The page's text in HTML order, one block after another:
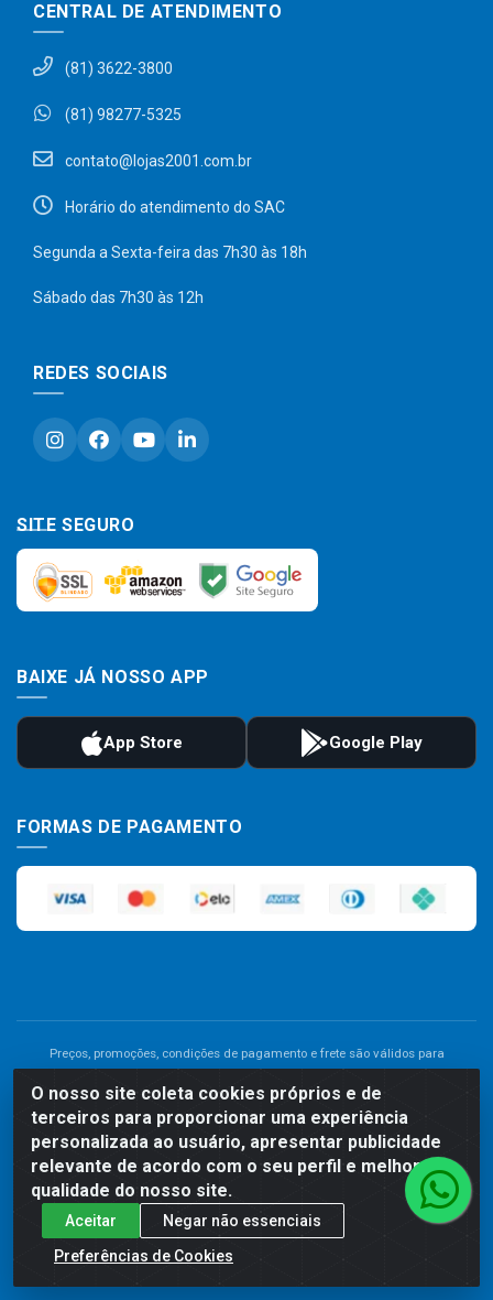
O nosso site coleta cookies próprios e de
terceiros para proporcionar uma experiência
personalizada ao usuário, apresentar publicidade
relevante de acordo com o seu perfil e melhorar a
qualidade do nosso site.
Aceitar
Negar não essenciais
Preferências de Cookies
CENTRAL DE ATENDIMENTO
(81) 3622-3800
(81) 98277-5325
contato@lojas2001.com.br
Horário do atendimento do SAC
Segunda a Sexta-feira das 7h30 às 18h
Sábado das 7h30 às 12h
REDES SOCIAIS
SITE SEGURO
BAIXE JÁ NOSSO APP
FORMAS DE PAGAMENTO
Preços, promoções, condições de pagamento e frete são válidos para
preço de um produto, será válido o preço que for exibido no carrinho de
compras do site no momento do pagamento. As vendas estão sujeitas a
análise e disponibilidade do estoque. Imagens de produtos meramente
Comercial de Construção 2001 LTDA - Av. Congresso
Eucarístico, 1179 - São José, Carpina - PE - CEP: 55811-000 -
70.220.389/0001-66